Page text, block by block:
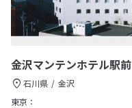
金沢マンテンホテル駅前
石川県
金沢
東京：